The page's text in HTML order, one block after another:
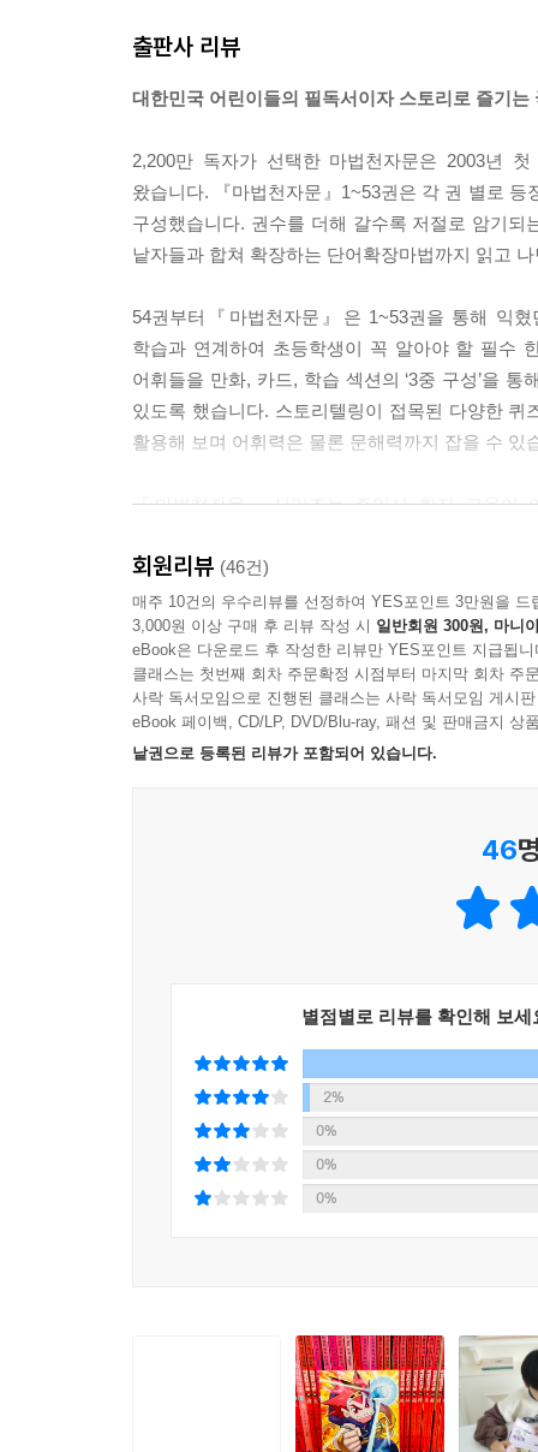
출판사 리뷰
대한민국 어린이들의 필독서이자 스토리로 즐기
2,200만 독자가 선택한 마법천자문은 2003년
왔습니다. 『마법천자문』1~53권은 각 권 별로
구성했습니다. 권수를 더해 갈수록 저절로 암기
낱자들과 합쳐 확장하는 단어확장마법까지 읽고
54권부터『마법천자문』은 1~53권을 통해 익혔
학습과 연계하여 초등학생이 꼭 알아야 할 필수
어휘들을 만화, 카드, 학습 섹션의 ‘3중 구성’을
있도록 했습니다. 스토리텔링이 접목된 다양한
활용해 보며 어휘력은 물론 문해력까지 잡을 수 있
『마법천자문』시리즈는 주입식 한자 교육이
암기 스트레스 없이 익힐 수 있습니다. 어휘력과
만나 보세요!
이 책의 장점
학교 공부에 꼭 필요한 한자어!
완벽하게 익힐 수 있도록 재미있고 다양하게 구성
강용철 선생님과 현직 국어 선생님의 도움 아래
다양한 학습 섹션과 나만의 문장 만들기 섹션을
③ 긴 지문 속 문해력 학습
만화의 숨겨진 이야기를 기사문, 일기, 기행문, 안
도와줍니다.
수상 내역
· 삼성경제연구소(SERI) 선정 10대 히트상품
· 예스24, 다음 공동 선정 올해의 책
· 인터파크 독자 선정 2013 골든북 어워즈 어린이
· 서울신문 선정 소비자만족 히트상품
회원리뷰 (46건)
매주 10건의 우수리뷰를 선정하여 YES포인트 3만원을 드
3,000원 이상 구매 후 리뷰 작성 시 일반회원 300원, 마니
eBook은 다운로드 후 작성한 리뷰만 YES포인트 지급됩니
클래스는 첫번째 회차 주문확정 시점부터 마지막 회차 주
사락 독서모임으로 진행된 클래스는 사락 독서모임 게시
eBook 페이백, CD/LP, DVD/Blu-ray, 패션 및 판매금지 상
낱권으로 등록된 리뷰가 포함되어 있습니다.
46
별점별로 리뷰를 확인해 보세
2%
0%
0%
0%